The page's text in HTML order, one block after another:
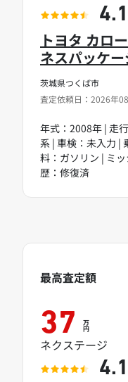
茨城県つくば市
査定依頼日：2026年
トヨタ カロ
ネスパッケー
年式：2008年 | 走
系 | 車検：未入力 |
料：ガソリン | ミ
歴：修復済
4.1
最高査定額
37 万
円
ネクステージ
4.1